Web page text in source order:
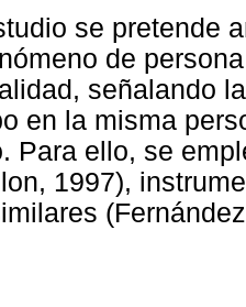
se pretende
de
señalando
en la misma
Para ello, se
1997),